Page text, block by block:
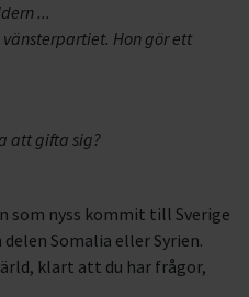
...
Hon gör ett
att gifta sig?
som nyss kommit till Sverige
Somalia eller Syrien.
klart att du har frågor,